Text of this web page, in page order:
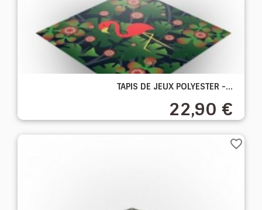
TAPIS DE JEUX POLYESTER -...
22,90 €
favorite_border